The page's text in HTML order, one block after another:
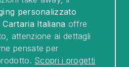
personalizzato
Italiana offre
attenzione ai dettagli
pensate per
Scopri i progetti